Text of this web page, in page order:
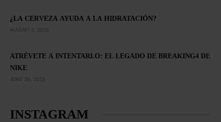
¿LA CERVEZA AYUDA A LA HIDRATACIÓN?
AUGUST 5, 2025
ATRÉVETE A INTENTARLO: EL LEGADO DE BREAKING4 DE
NIKE
JUNE 29, 2025
INSTAGRAM